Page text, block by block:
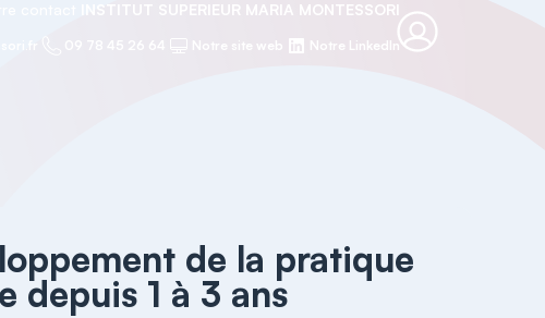
INSTITUT SUPERIEUR MARIA MONTESSORI
Notre site web Notre LinkedIn
de la pratique
depuis 1 à 3 ans